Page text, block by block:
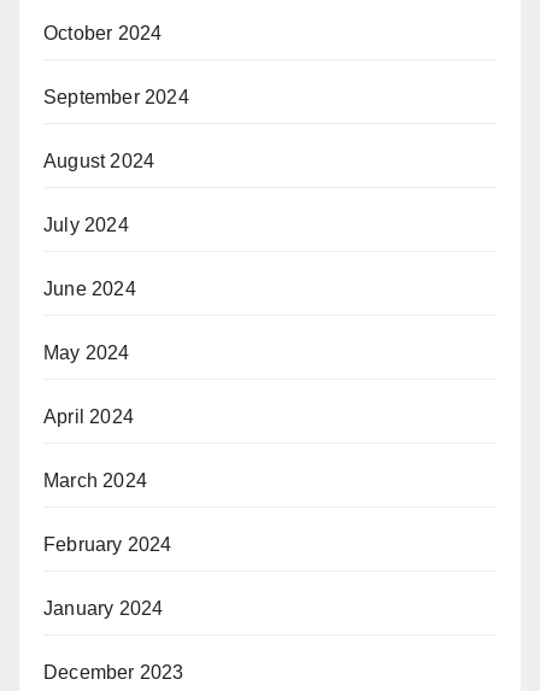
October 2024
September 2024
August 2024
July 2024
June 2024
May 2024
April 2024
March 2024
February 2024
January 2024
December 2023